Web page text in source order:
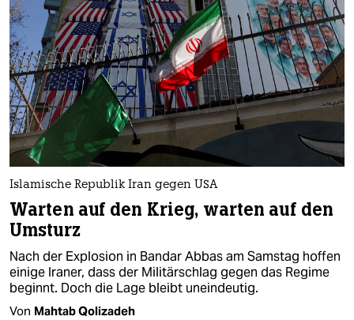
Islamische Republik Iran gegen USA
Warten auf den Krieg, warten auf den
Umsturz
Nach der Explosion in Bandar Abbas am Samstag hoffen
einige Iraner, dass der Militärschlag gegen das Regime
beginnt. Doch die Lage bleibt uneindeutig.
Von Mahtab Qolizadeh